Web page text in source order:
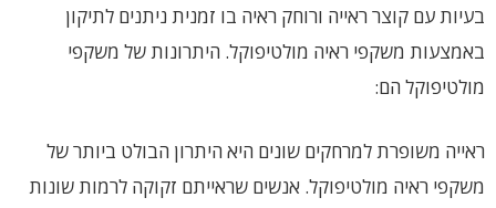
בעיות עם קוצר ראייה ורוחק ראיה בו זמנית ניתנים לתיקון
באמצעות משקפי ראיה מולטיפוקל. היתרונות של משקפי
מולטיפוקל הם:
ראייה משופרת למרחקים שונים היא היתרון הבולט ביותר של
משקפי ראיה מולטיפוקל. אנשים שראייתם זקוקה לרמות שונות